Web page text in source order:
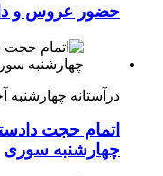
حضور عروس و
درآستانه چهارشنبه
اتمام حجت
چهارشنبه ‌سوری